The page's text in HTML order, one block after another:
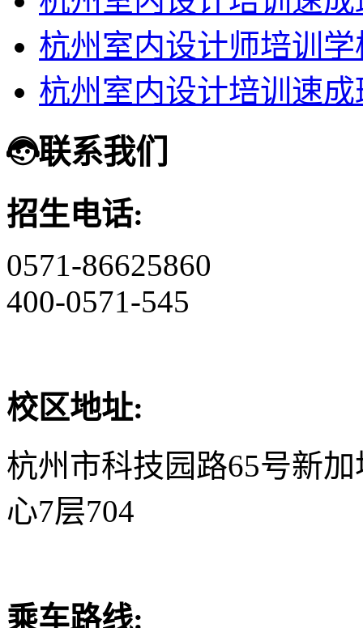
杭州室内设计师培训
杭州室内设计培训速成
联系我们
招生电话:
0571-86625860
400-0571-545
校区地址:
杭州市科技园路65号新
心7层704
乘车路线: